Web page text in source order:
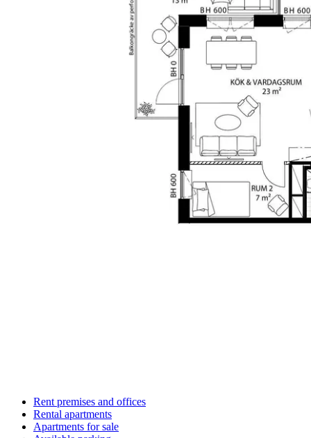
Rent premises and offices
Rental apartments
Apartments for sale